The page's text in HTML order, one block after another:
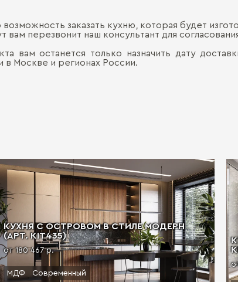
заказать кухню, которая будет
вам перезвонит наш консультант для
вам останется только назначить дату
в Москве и регионах России.
КУХНЯ С ОСТРОВОМ В СТИЛЕ МОДЕРН
(АРТ. KIT435)
от 180 467 р.
МДФ
Современный